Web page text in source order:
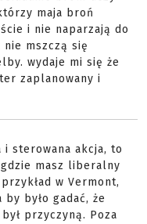
maja broń
i nie naparzają do
mszczą się
wydaje mi się że
zaplanowany i
i sterowana akcja, to
masz liberalny
w Vermont,
było gadać, że
przyczyną. Poza